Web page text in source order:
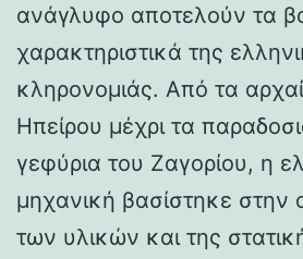
ανάγλυφο αποτελούν τα
χαρακτηριστικά της
κληρονομιάς. Από τα
Ηπείρου μέχρι τα
γεφύρια του Ζαγορίου, η
μηχανική βασίστηκε
των υλικών και της